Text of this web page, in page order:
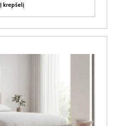
Į krepšelį